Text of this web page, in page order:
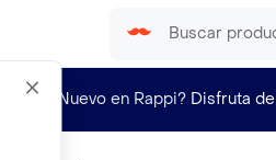
¿Nuevo en Rappi? Disfruta de